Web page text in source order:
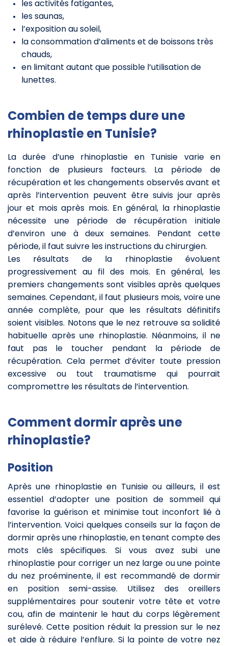
les activités fatigantes,
les saunas,
l’exposition au soleil,
la consommation d’aliments et de boissons très
chauds,
en limitant autant que possible l’utilisation de
lunettes.
Combien de temps dure une
rhinoplastie en Tunisie?
La durée d’une rhinoplastie en Tunisie varie en
fonction de plusieurs facteurs. La période de
récupération et les changements observés avant et
après l’intervention peuvent être suivis jour après
jour et mois après mois. En général, la rhinoplastie
nécessite une période de récupération initiale
d’environ une à deux semaines. Pendant cette
période, il faut suivre les instructions du chirurgien.
Les résultats de la rhinoplastie évoluent
progressivement au fil des mois. En général, les
premiers changements sont visibles après quelques
semaines. Cependant, il faut plusieurs mois, voire une
année complète, pour que les résultats définitifs
soient visibles. Notons que le nez retrouve sa solidité
habituelle après une rhinoplastie. Néanmoins, il ne
faut pas le toucher pendant la période de
récupération. Cela permet d’éviter toute pression
excessive ou tout traumatisme qui pourrait
compromettre les résultats de l’intervention.
Comment dormir après une
rhinoplastie?
Position
Après une rhinoplastie en Tunisie ou ailleurs, il est
essentiel d’adopter une position de sommeil qui
favorise la guérison et minimise tout inconfort lié à
l’intervention. Voici quelques conseils sur la façon de
dormir après une rhinoplastie, en tenant compte des
mots clés spécifiques. Si vous avez subi une
rhinoplastie pour corriger un nez large ou une pointe
du nez proéminente, il est recommandé de dormir
en position semi-assise. Utilisez des oreillers
supplémentaires pour soutenir votre tête et votre
cou, afin de maintenir le haut du corps légèrement
surélevé. Cette position réduit la pression sur le nez
et aide à réduire l’enflure. Si la pointe de votre nez